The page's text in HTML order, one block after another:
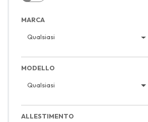
MARCA
Qualsiasi
MODELLO
Qualsiasi
ALLESTIMENTO